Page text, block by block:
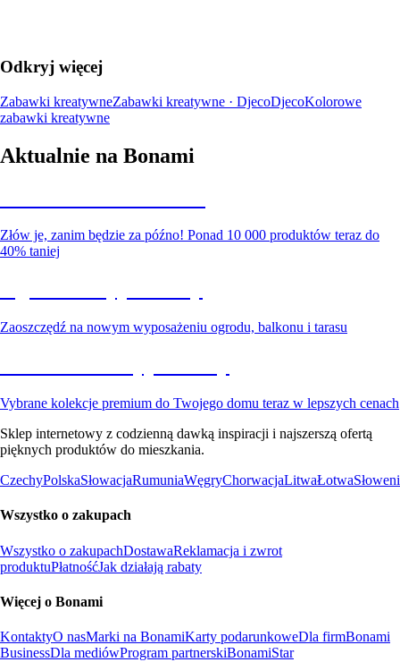
Odkryj więcej
Zabawki kreatywneZabawki kreatywne · DjecoDjecoKolorowe
zabawki kreatywne
Aktualnie na Bonami
Złów je, zanim będzie za późno! Ponad 10 000 produktów teraz do
40% taniej
Zaoszczędź na nowym wyposażeniu ogrodu, balkonu i tarasu
Vybrane kolekcje premium do Twojego domu teraz w lepszych cenach
Sklep internetowy z codzienną dawką inspiracji i najszerszą ofertą
pięknych produktów do mieszkania.
CzechyPolskaSłowacjaRumuniaWęgryChorwacjaLitwaŁotwa
Wszystko o zakupach
Wszystko o zakupachDostawaReklamacja i zwrot
produktuPłatnośćJak działają rabaty
Więcej o Bonami
KontaktyO nasMarki na BonamiKarty podarunkoweDla firmBonami
BusinessDla mediówProgram partnerskiBonamiStar